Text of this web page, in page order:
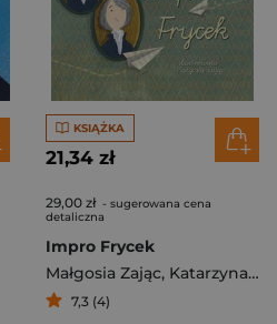
KSIĄŻKA
21,34 zł
29,00 zł - sugerowana cena
detaliczna
Impro Frycek
Małgosia Zając, Katarzyna Huzar-Czub
7,3 (4)